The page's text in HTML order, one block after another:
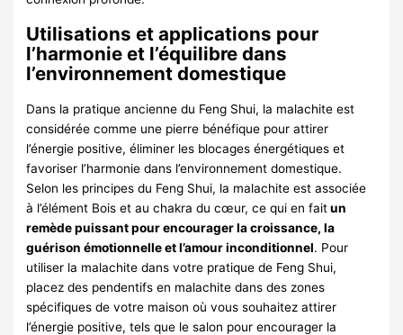
Utilisations et applications pour
l’harmonie et l’équilibre dans
l’environnement domestique
Dans la pratique ancienne du Feng Shui, la malachite est
considérée comme une pierre bénéfique pour attirer
l’énergie positive, éliminer les blocages énergétiques et
favoriser l’harmonie dans l’environnement domestique.
Selon les principes du Feng Shui, la malachite est associée
à l’élément Bois et au chakra du cœur, ce qui en faitun
remède puissant pour encourager la croissance, la
guérison émotionnelle et l’amour inconditionnel. Pour
utiliser la malachite dans votre pratique de Feng Shui,
placez des pendentifs en malachite dans des zones
spécifiques de votre maison où vous souhaitez attirer
l’énergie positive, tels que le salon pour encourager la